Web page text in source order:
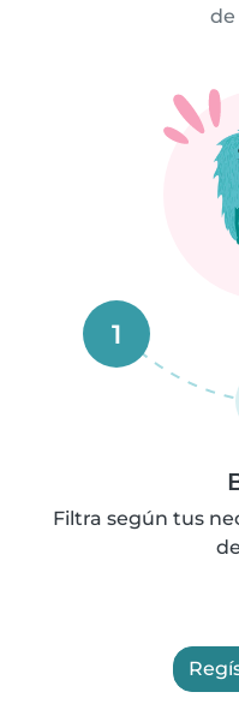
de
1
Filtra según tus